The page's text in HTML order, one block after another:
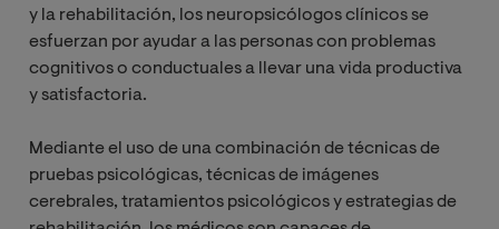
y la rehabilitación, los neuropsicólogos clínicos se
esfuerzan por ayudar a las personas con problemas
cognitivos o conductuales a llevar una vida productiva
y satisfactoria.
Mediante el uso de una combinación de técnicas de
pruebas psicológicas, técnicas de imágenes
cerebrales, tratamientos psicológicos y estrategias de